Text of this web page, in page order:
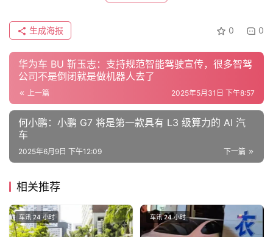
车
讯
快
报
专
栏
吉
T
a
0 0
生成海报
华为车 BU 靳玉志：支持规范智能驾驶宣传，很多智驾
公司不是倒闭就是做机器人去了
上一篇 2025年5月31日 下午8:57
何小鹏：小鹏 G7 将是第一款具有 L3 级算力的 AI 汽
车
下一篇
2025年6月9日 下午12:09
相关推荐
车讯 24 小时 车讯 24 小时